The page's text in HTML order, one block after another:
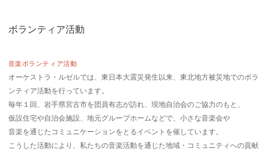
ボランティア活動
音楽ボランティア活動
オーケストラ・ルゼルでは、東日本大震災発生以来、東北地方被災地でのボラ
ンティア活動を行っています。
毎年１回、岩手県宮古市を団員有志が訪れ、現地自治会のご協力のもと、
仮設住宅や自治会施設、地元グループホームなどで、小さな音楽会や
音楽を通じたコミュニケーションをとるイベントを催しています。
こうした活動により、私たちの音楽活動を通じた地域・コミュニティへの貢献